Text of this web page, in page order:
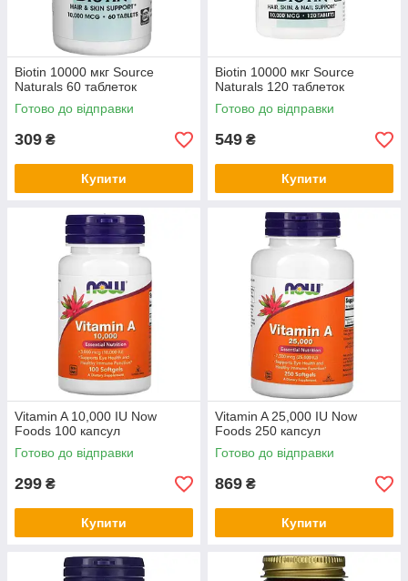
Biotin 10000 мкг Source
Naturals 60 таблеток
Готово до відправки
309 ₴
Купити
Biotin 10000 мкг Source
Naturals 120 таблеток
Готово до відправки
549 ₴
Купити
Vitamin A 10,000 IU Now
Foods 100 капсул
Готово до відправки
299 ₴
Купити
Vitamin A 25,000 IU Now
Foods 250 капсул
Готово до відправки
869 ₴
Купити